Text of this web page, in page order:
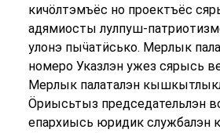
кичӧлтэмъёс но проектъёс
адямиосты лулпуш-
улонэ пыӵатӥсько. Мерлык
номеро Указлэн ужез сярысь
Мерлык палаталэн
Ӧриысьтыз председательлэн
епархиысь юридик службалэн